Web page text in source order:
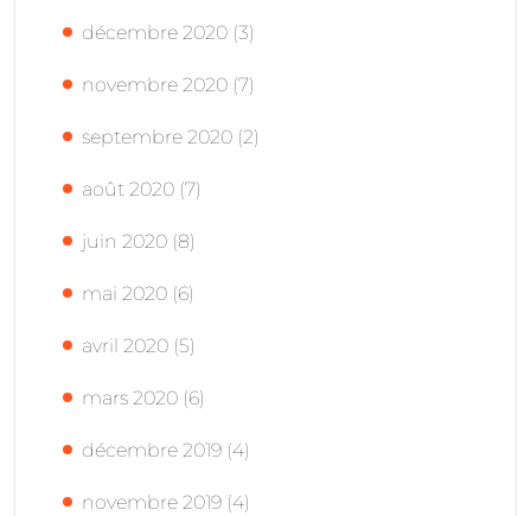
décembre 2020 (3)
novembre 2020 (7)
septembre 2020 (2)
août 2020 (7)
juin 2020 (8)
mai 2020 (6)
avril 2020 (5)
mars 2020 (6)
décembre 2019 (4)
novembre 2019 (4)